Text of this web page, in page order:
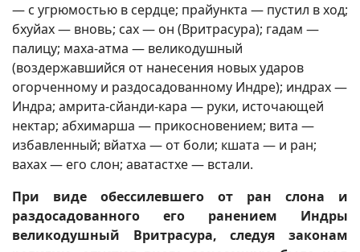
— с угрюмостью в сердце; прайункта — пустил в ход;
бхуйах — вновь; сах — он (Вритрасура); гадам —
палицу; маха-атма — великодушный
(воздержавшийся от нанесения новых ударов
огорченному и раздосадованному Индре); индрах —
Индра; амрита-сйанди-кара — руки, источающей
нектар; абхимарша — прикосновением; вита —
избавленный; вйатха — от боли; кшата — и ран;
вахах — его слон; аватастхе — встали.
При виде обессилевшего от ран слона и
раздосадованного его ранением Индры
великодушный Вритрасура, следуя законам